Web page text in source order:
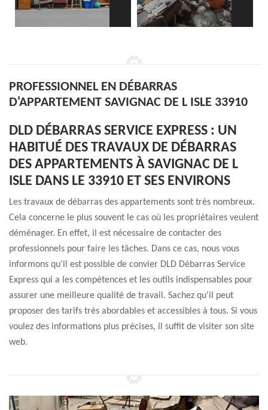
PROFESSIONNEL EN DÉBARRAS
D'APPARTEMENT SAVIGNAC DE L ISLE 33910
DLD DÉBARRAS SERVICE EXPRESS : UN
HABITUÉ DES TRAVAUX DE DÉBARRAS
DES APPARTEMENTS À SAVIGNAC DE L
ISLE DANS LE 33910 ET SES ENVIRONS
Les travaux de débarras des appartements sont très nombreux.
Cela concerne le plus souvent le cas où les propriétaires veulent
déménager. En effet, il est nécessaire de contacter des
professionnels pour faire les tâches. Dans ce cas, nous vous
informons qu'il est possible de convier DLD Débarras Service
Express qui a les compétences et les outils indispensables pour
assurer une meilleure qualité de travail. Sachez qu'il peut
proposer des tarifs très abordables et accessibles à tous. Si vous
voulez des informations plus précises, il suffit de visiter son site
web.